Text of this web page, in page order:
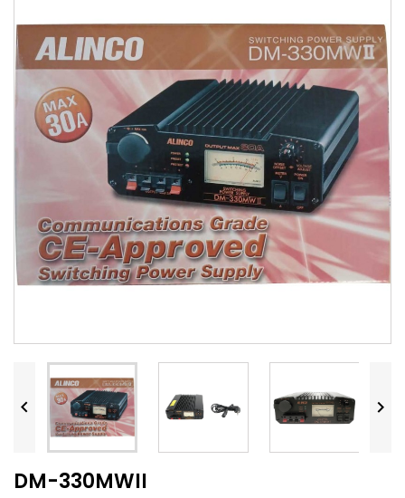
 
DM-330MWII